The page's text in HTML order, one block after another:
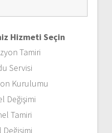
Hizmeti Seçin
Tamiri
Servisi
Kurulumu
Değişimi
Tamiri
Değişimi